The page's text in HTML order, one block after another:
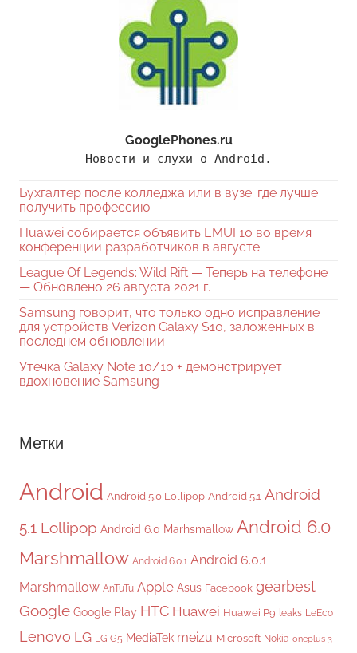
GooglePhones.ru
Новости и слухи о Android.
Бухгалтер после колледжа или в вузе: где лучше
получить профессию
Huawei собирается объявить EMUI 10 во время
конференции разработчиков в августе
League Of Legends: Wild Rift — Теперь на телефоне
— Обновлено 26 августа 2021 г.
Samsung говорит, что только одно исправление
для устройств Verizon Galaxy S10, заложенных в
последнем обновлении
Утечка Galaxy Note 10/10 + демонстрирует
вдохновение Samsung
Метки
Android Android 5.0 Lollipop Android 5.1 Android
5.1 Lollipop Android 6.0 Marhsmallow Android 6.0
Marshmallow Android 6.0.1 Android 6.0.1
Marshmallow AnTuTu Apple Asus Facebook gearbest
Google Google Play HTC Huawei Huawei P9 leaks LeEco
Lenovo LG LG G5 MediaTek meizu Microsoft Nokia oneplus 3